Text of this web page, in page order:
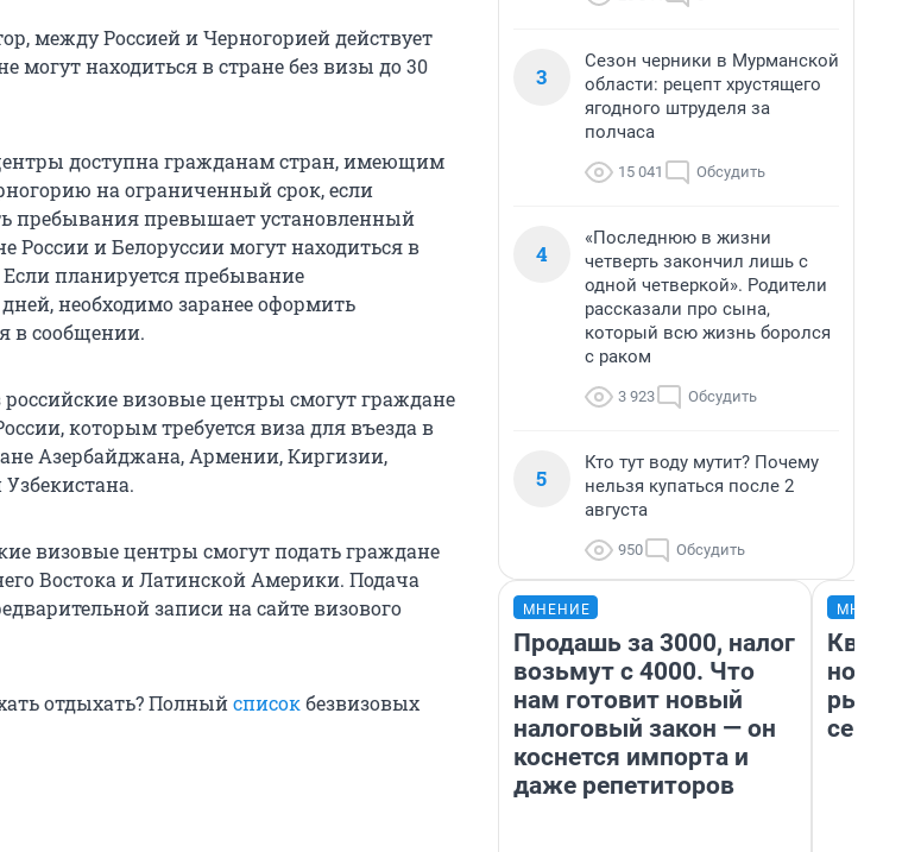
между Россией и Черногорией действует
могут находиться в стране без визы до 30
доступна гражданам стран, имеющим
на ограниченный срок, если
пребывания превышает установленный
России и Белоруссии могут находиться в
планируется пребывание
необходимо заранее оформить
в сообщении.
визовые центры смогут граждане
которым требуется виза для въезда в
Азербайджана, Армении, Киргизии,
визовые центры смогут подать граждане
Востока и Латинской Америки. Подача
записи на сайте визового
отдыхать? Полныйсписокбезвизовых
3
Сезон черники в Мурманской
области: рецепт хрустящего
ягодного штруделя за
полчаса
15 041 Обсудить
4
«Последнюю в жизни
четверть закончил лишь с
одной четверкой». Родители
рассказали про сына,
который всю жизнь боролся
с раком
3 923 Обсудить
5
Кто тут воду мутит? Почему
нельзя купаться после 2
августа
950 Обсудить
МНЕНИЕ
Продашь за 3000, налог
возьмут с 4000. Что
нам готовит новый
налоговый закон — он
коснется импорта и
даже репетиторов
но